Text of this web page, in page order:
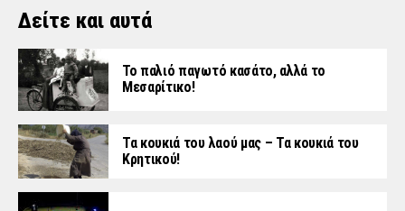
Δείτε και αυτά
Το παλιό παγωτό κασάτο, αλλά το
Μεσαρίτικο!
Τα κουκιά του λαού μας – Τα κουκιά του
Κρητικού!